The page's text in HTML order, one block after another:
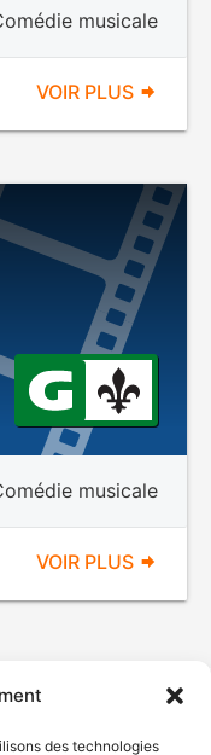
des technologies
musicale
VOIR PLUS
musicale
VOIR PLUS